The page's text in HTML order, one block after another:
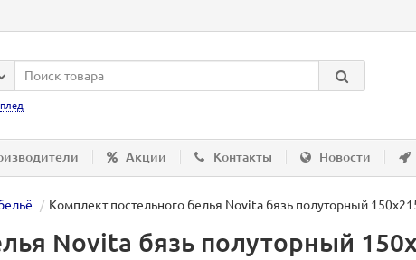
плед
Акции Контакты Новости
Комплект постельного белья Novita бязь полуторный
Novita бязь полуторный